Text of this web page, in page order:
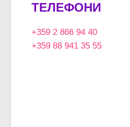
ТЕЛЕФОНИ
+359 2 866 94 40
+359 88 941 35 55